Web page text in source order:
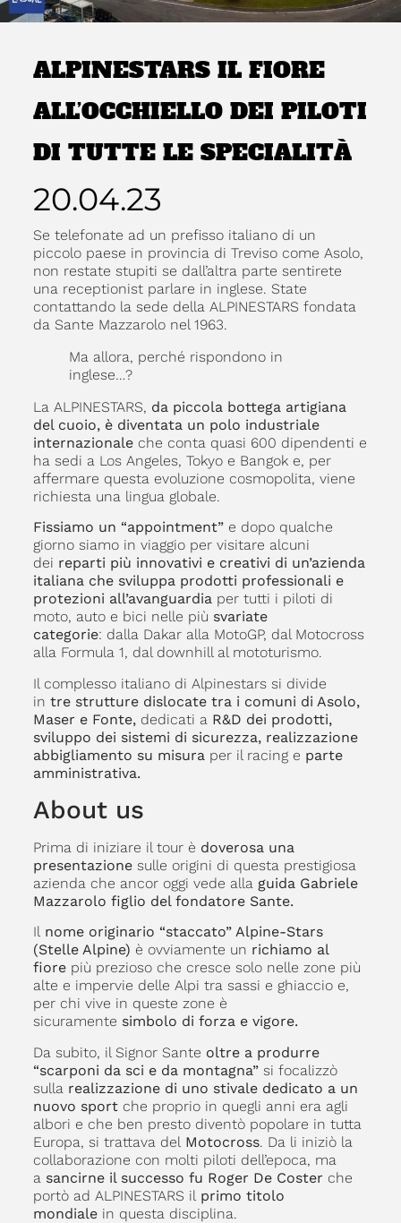
ALPINESTARS IL FIORE
ALL’OCCHIELLO DEI PILOTI
DI TUTTE LE SPECIALITÀ
20.04.23
Se telefonate ad un prefisso italiano di un
piccolo paese in provincia di Treviso come Asolo,
non restate stupiti se dall’altra parte sentirete
una receptionist parlare in inglese. State
contattando la sede della ALPINESTARS fondata
da Sante Mazzarolo nel 1963.
Ma allora, perché rispondono in
inglese…?
La ALPINESTARS, da piccola bottega artigiana
del cuoio, è diventata un polo industriale
internazionaleche conta quasi 600 dipendenti e
ha sedi a Los Angeles, Tokyo e Bangok e, per
affermare questa evoluzione cosmopolita, viene
richiesta una lingua globale.
Fissiamo un “appointment”e dopo qualche
giorno siamo in viaggio per visitare alcuni
dei reparti più innovativi e creativi di un’azienda
italiana che sviluppa prodotti professionali e
protezioni all’avanguardia per tutti i piloti di
moto, auto e bici nelle più svariate
categorie: dalla Dakar alla MotoGP, dal Motocross
alla Formula 1, dal downhill al mototurismo.
Il complesso italiano di Alpinestars si divide
in tre strutture dislocate tra i comuni di Asolo,
Maser e Fonte, dedicati a R&D dei prodotti,
sviluppo dei sistemi di sicurezza, realizzazione
abbigliamento su misura per il racing e parte
amministrativa.
About us
Prima di iniziare il tour è doverosa una
presentazionesulle origini di questa prestigiosa
azienda che ancor oggi vede alla guida Gabriele
Mazzarolo figlio del fondatore Sante.
Il nome originario “staccato” Alpine-Stars
(Stelle Alpine) è ovviamente un richiamo al
fiorepiù prezioso che cresce solo nelle zone più
alte e impervie delle Alpi tra sassi e ghiaccio e,
per chi vive in queste zone è
sicuramente simbolo di forza e vigore.
Da subito, il Signor Sante oltre a produrre
“scarponi da sci e da montagna”si focalizzò
sulla realizzazione di uno stivale dedicato a un
nuovo sportche proprio in quegli anni era agli
albori e che ben presto diventò popolare in tutta
Europa, si trattava del Motocross. Da li iniziò la
collaborazione con molti piloti dell’epoca, ma
a sancirne il successo fu Roger De Coster che
portò ad ALPINESTARS il primo titolo
mondialein questa disciplina.